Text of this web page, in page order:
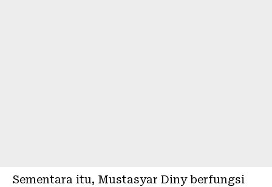
Sementara itu, Mustasyar Diny berfungsi